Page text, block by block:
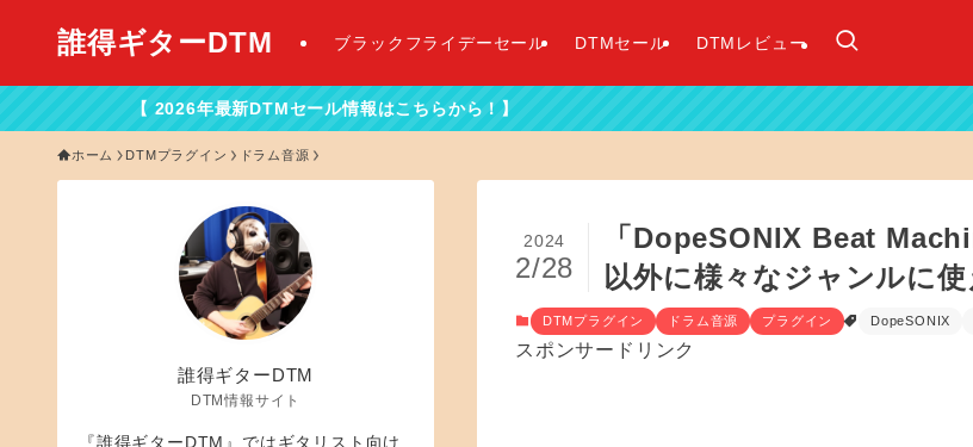
誰得ギターDTM ブラックフライデーセール DTMセール DTMレビュー
最新DTMセール情報はこちらから！】
ホーム DTMプラグイン ドラム音源
「DopeSONIX Beat
以外に様々なジャンルに
2024
2/28
DTMプラグイン ドラム音源 プラグイン DopeSONIX
スポンサードリンク
誰得ギターDTM
DTM情報サイト
『誰得ギターDTM』ではギタリスト向け